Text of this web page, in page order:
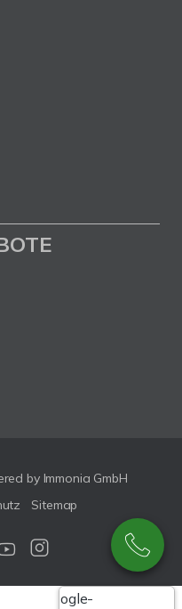
by Immonia GmbH
Sitemap
Google-